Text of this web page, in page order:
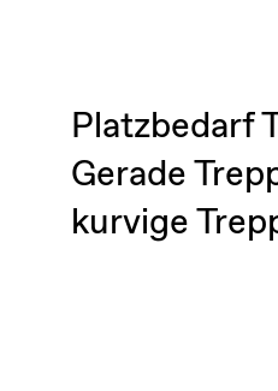
Platzbedarf
Gerade
kurvige